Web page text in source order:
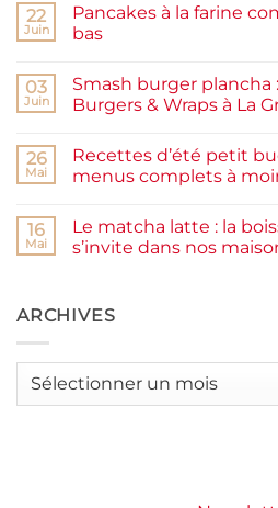
Confiture
de
prunes
et
rapide
22
Juin
Pancakes à la farine
bas
sur
Pancakes
à
complète,
moelleux
et
03
Juin
Smash burger plancha
Burgers & Wraps à La
sur
Smash
burger
testé
Packman
Burgers &
Grande
Motte
26
Mai
Recettes d’été petit
menus complets à
sur
Recettes
d’été
j’ai
créé
à
16
Mai
Le matcha latte : la
s’invite dans nos
Le
matcha
boisson
ARCHIVES
Archives